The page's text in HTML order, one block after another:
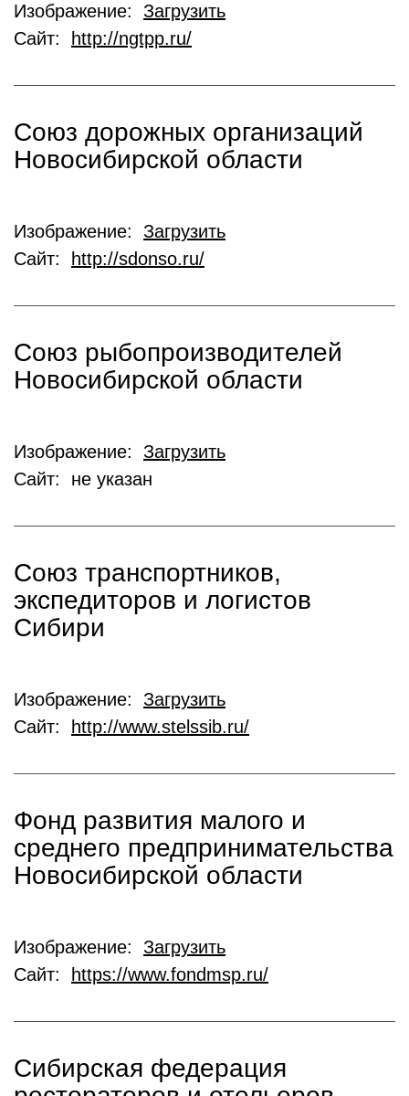
Изображение: Загрузить
Сайт:
http://ngtpp.ru/
Союз дорожных организаций
Новосибирской области
Изображение: Загрузить
Сайт:
http://sdonso.ru/
Союз рыбопроизводителей
Новосибирской области
Изображение: Загрузить
Сайт: не указан
Союз транспортников,
экспедиторов и логистов
Сибири
Изображение: Загрузить
Сайт:
http://www.stelssib.ru/
Фонд развития малого и
среднего предпринимательства
Новосибирской области
Изображение: Загрузить
Сайт:
https://www.fondmsp.ru/
Cибирская федерация